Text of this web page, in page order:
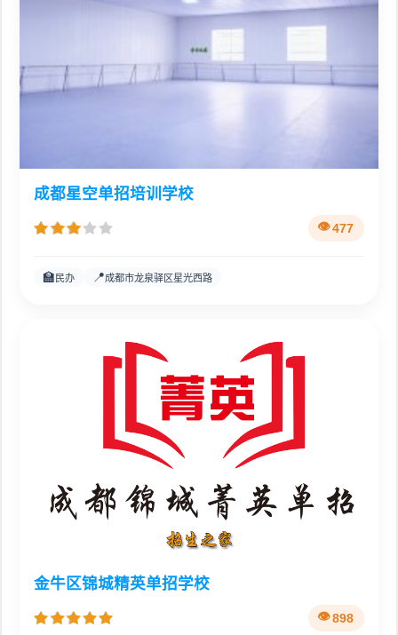
成都星空单招培训学校
477
🏫 民办 📍成都市龙泉驿区星光西路
金牛区锦城精英单招学校
898